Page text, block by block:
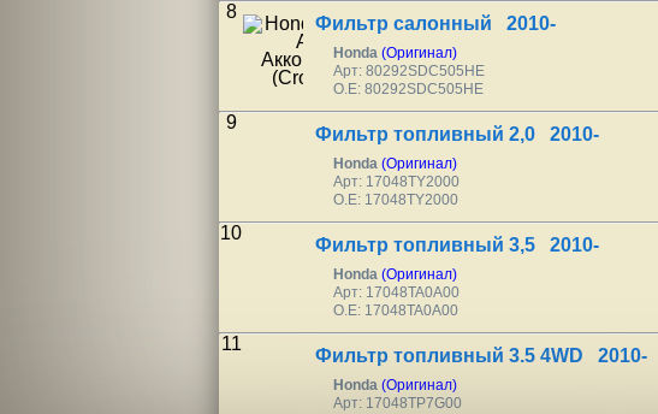
8
Фильтр салонный 2010-
Honda (Оригинал)
Арт: 80292SDC505HE
O.E: 80292SDC505HE
9
Фильтр топливный 2,0 2010-
Honda (Оригинал)
Арт: 17048TY2000
O.E: 17048TY2000
10
Фильтр топливный 3,5 2010-
Honda (Оригинал)
Арт: 17048TA0A00
O.E: 17048TA0A00
11
Фильтр топливный 3.5 4WD 2010-
Honda (Оригинал)
Арт: 17048TP7G00